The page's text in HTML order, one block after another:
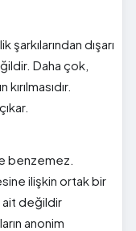
dışarı
Daha çok,
benzemez.
ilişkin ortak bir
ait değildir
anonim